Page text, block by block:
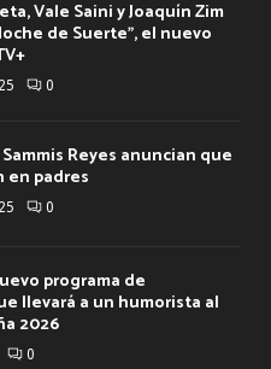
Vale Saini y Joaquín Zim
de Suerte”, el nuevo
0
Reyes anuncian que
en padres
0
programa de
llevará a un humorista al
2026
0